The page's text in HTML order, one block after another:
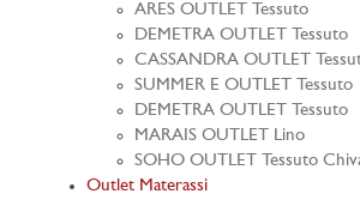
ARES OUTLET Tessuto
DEMETRA OUTLET Tessuto
CASSANDRA OUTLET
SUMMER E OUTLET Tessuto
DEMETRA OUTLET Tessuto
MARAIS OUTLET Lino
SOHO OUTLET Tessuto
Outlet Materassi